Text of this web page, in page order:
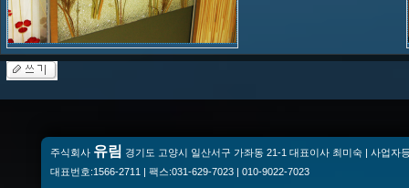
주식회사 유림 경기도 고양시 일산서구 가좌동 21-1 대표이사 최미숙 | 사업자
대표번호:1566-2711 | 팩스:031-629-7023 | 010-9022-7023